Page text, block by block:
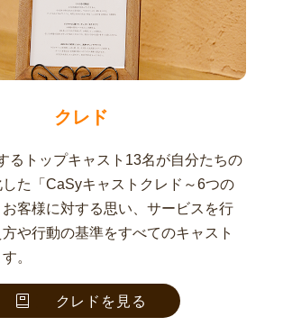
クレド
るトップキャスト13名が自分たちの
た「CaSyキャストクレド～6つの
客様に対する思い、サービスを行
や行動の基準をすべてのキャスト
。
クレドを見る